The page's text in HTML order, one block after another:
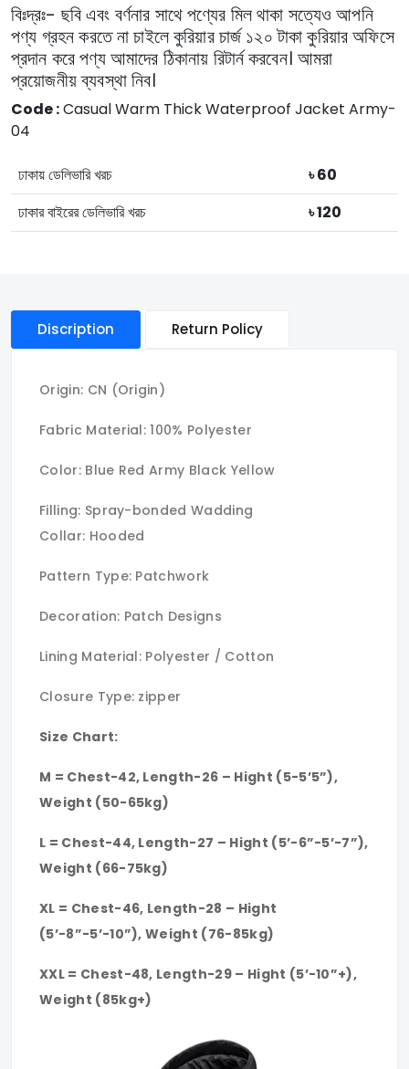
বিঃদ্রঃ- ছবি এবং বর্ণনার সাথে পণ্যের মিল থাকা সত্যেও আপনি
পণ্য গ্রহন করতে না চাইলে কুরিয়ার চার্জ ১২০ টাকা কুরিয়ার অফিসে
প্রদান করে পণ্য আমাদের ঠিকানায় রিটার্ন করবেন। আমরা
প্রয়োজনীয় ব্যবস্থা নিব।
Code :Casual Warm Thick Waterproof Jacket Army-
04
ঢাকায় ডেলিভারি খরচ
৳ 60
ঢাকার বাইরের ডেলিভারি খরচ
৳ 120
Discription Return Policy
Origin: CN (Origin)
Fabric Material: 100% Polyester
Color: Blue Red Army Black Yellow
Filling: Spray-bonded Wadding
Collar: Hooded
Pattern Type: Patchwork
Decoration: Patch Designs
Lining Material: Polyester / Cotton
Closure Type: zipper
Size Chart:
M = Chest-42, Length-26 – Hight (5-5’5”),
Weight (50-65kg)
L = Chest-44, Length-27 – Hight (5’-6”-5’-7”),
Weight (66-75kg)
XL = Chest-46, Length-28 – Hight
(5’-8”-5’-10”), Weight (76-85kg)
XXL = Chest-48, Length-29 – Hight (5’-10”+),
Weight (85kg+)